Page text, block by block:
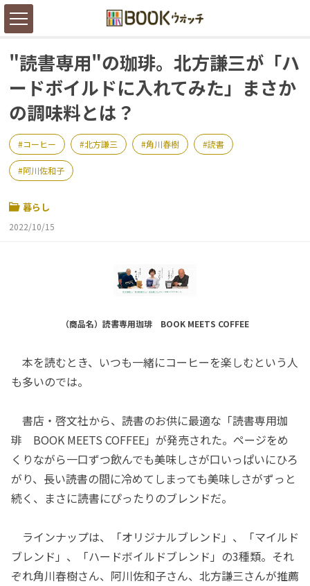
"読書専用"の珈琲。北方謙三が「ハ
ードボイルドに入れてみた」まさか
の調味料とは？
コーヒー 北方謙三 角川春樹 読書
阿川佐和子
暮らし
2022/10/15
（商品名）読書専用珈琲 BOOK MEETS COFFEE
本を読むとき、いつも一緒にコーヒーを楽しむという人
も多いのでは。
書店・啓文社から、読書のお供に最適な「読書専用珈
琲 BOOK MEETS COFFEE」が発売された。ページをめ
くりながら一口ずつ飲んでも美味しさが口いっぱいにひろ
がり、長い読書の間に冷めてしまっても美味しさがずっと
続く、まさに読書にぴったりのブレンドだ。
ラインナップは、「オリジナルブレンド」、「マイルド
ブレンド」、「ハードボイルドブレンド」の3種類。それ
ぞれ角川春樹さん、阿川佐和子さん、北方謙三さんが推薦